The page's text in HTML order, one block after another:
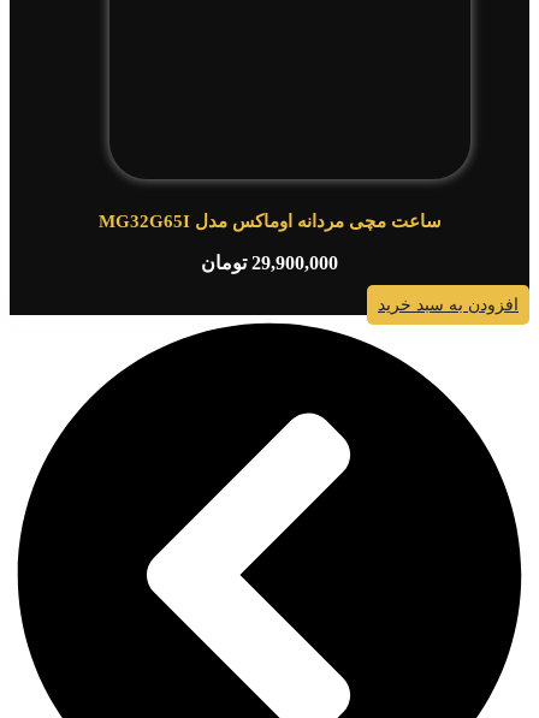
ساعت مچی مردانه اوماکس مدل MG32G65I
29,900,000 تومان
افزودن به سبد خرید